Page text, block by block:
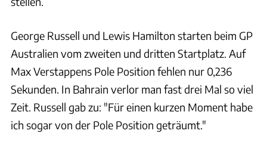
George Russell und Lewis Hamilton starten beim GP
Australien vom zweiten und dritten Startplatz. Auf
Max Verstappens Pole Position fehlen nur 0,236
Sekunden. In Bahrain verlor man fast drei Mal so viel
Zeit. Russell gab zu: "Für einen kurzen Moment habe
ich sogar von der Pole Position geträumt."